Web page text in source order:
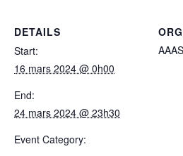
DETAILS
Start:
16 mars 2024 @ 0h00
End:
24 mars 2024 @ 23h30
Event Category: